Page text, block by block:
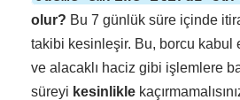
olur? Bu 7 günlük süre içinde
takibi kesinleşir. Bu, borcu kabul
ve alacaklı haciz gibi işlemlere
süreyi kesinlikle